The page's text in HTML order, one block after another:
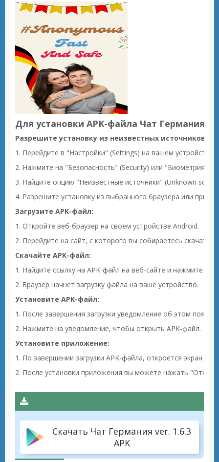
Для установки APK-файла Чат Германия
Разрешите установку из неизвестных источников:
1. Перейдите в "Настройки" (Settings) на вашем устройстве
2. Нажмите на "Безопасность" (Security) или "Биометрия и
3. Найдите опцию "Неизвестные источники" (Unknown
4. Разрешите установку из выбранного браузера или
Загрузите APK-файл:
1. Откройте веб-браузер на своем устройстве Android.
2. Перейдите на сайт, с которого вы собираетесь скачать
Скачайте APK-файл:
1. Найдите ссылку на APK-файл на веб-сайте и нажмите на
2. Браузер начнет загрузку файла на ваше устройство.
Установите APK-файл:
1. После завершения загрузки уведомление об этом
2. Нажмите на уведомление, чтобы открыть APK-файл.
Установите приложение:
1. По завершении загрузки APK-файла, откроется экран с
2. После установки приложения вы можете нажать
Скачать Чат Германия ver. 1.6.3
APK